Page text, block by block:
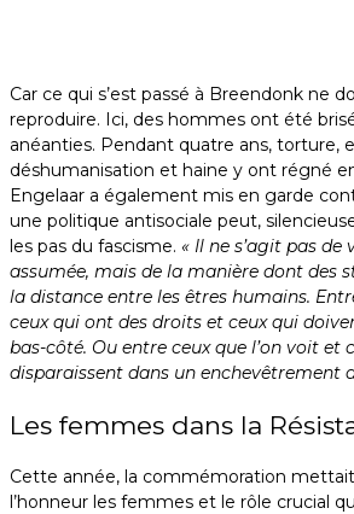
Car ce qui s’est passé à Breendonk ne
reproduire. Ici, des hommes ont été
anéanties. Pendant quatre ans, torture,
déshumanisation et haine y ont régné
Engelaar a également mis en garde
une politique antisociale peut,
les pas du fascisme. « Il ne s’agit pas
assumée, mais de la manière dont des
la distance entre les êtres humains.
ceux qui ont des droits et ceux qui
bas-côté. Ou entre ceux que l’on voit et
disparaissent dans un enchevêtrement
Les femmes dans la
Cette année, la commémoration
l’honneur les femmes et le rôle crucial